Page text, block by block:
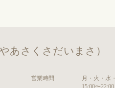
あさくさだいまさ）
営業時間
月・火・水
15:00〜22:00